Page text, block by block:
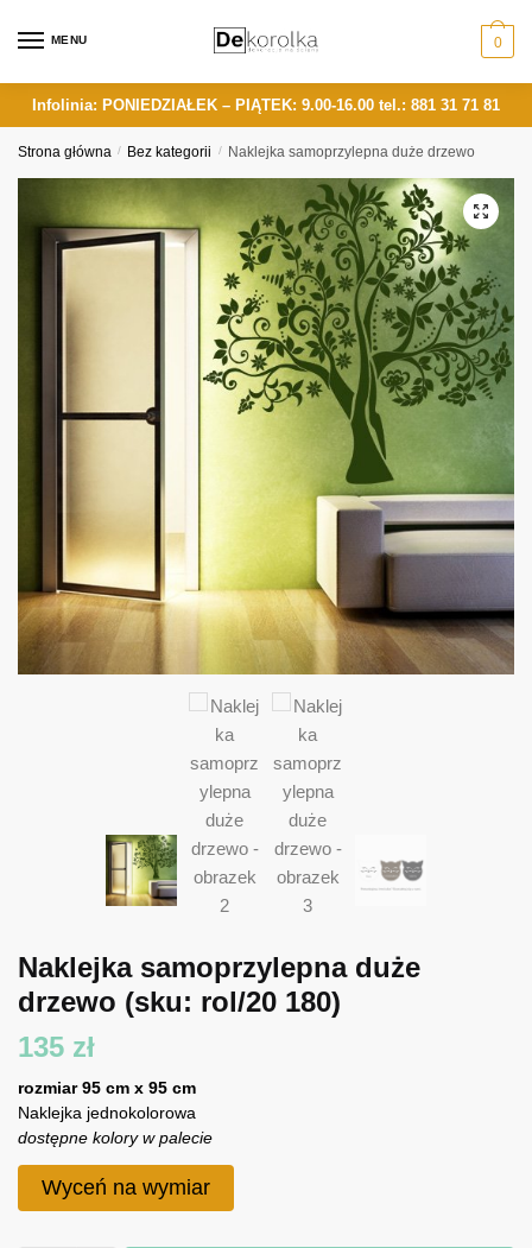
MENU 0
Infolinia: PONIEDZIAŁEK – PIĄTEK: 9.00-16.00 tel.: 881 31 71 81
Strona główna / Bez kategorii / Naklejka samoprzylepna duże drzewo
Naklejka samoprzylepna duże
drzewo (sku: rol/20 180)
135 zł
rozmiar 95 cm x 95 cm
Naklejka jednokolorowa
dostępne kolory w palecie
Wyceń na wymiar